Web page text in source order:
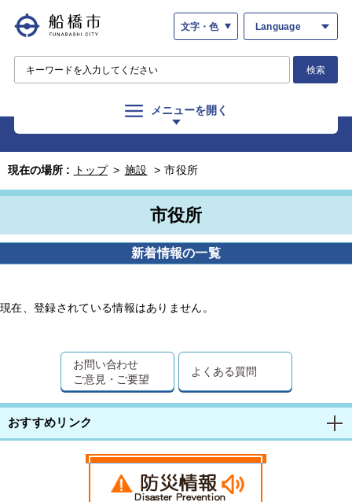
文字・色 Language
検索
メニューを開く
現在の場所 : トップ > 施設 > 市役所
市役所
新着情報の一覧
現在、登録されている情報はありません。
お問い合わせ
ご意見・ご要望
よくある質問
おすすめリンク